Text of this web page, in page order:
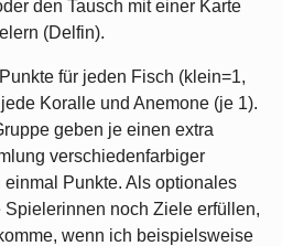
den Tausch mit einer Karte
(Delfin).
für jeden Fisch (klein=1,
Koralle und Anemone (je 1).
geben je einen extra
verschiedenfarbiger
Punkte. Als optionales
noch Ziele erfüllen,
wenn ich beispielsweise